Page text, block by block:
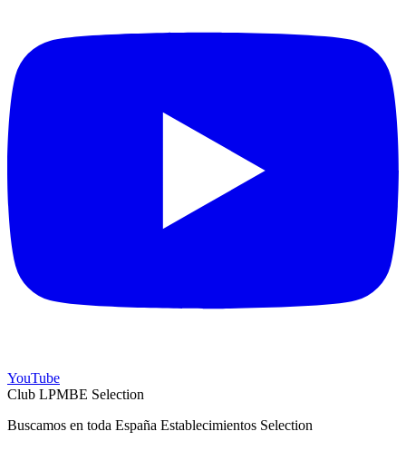
YouTube
Club LPMBE Selection
Buscamos en toda España Establecimientos Selection